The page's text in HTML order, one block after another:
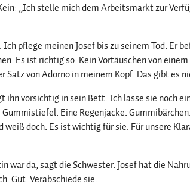
„Ich stelle mich dem Arbeitsmarkt zur
pflege meinen Josef bis zu seinem Tod. Er
Es ist richtig so. Kein Vortäuschen von
von Adorno in meinem Kopf. Das gibt es
ihn vorsichtig in sein Bett. Ich lasse sie noch
Eine Regenjacke.
doch. Es ist wichtig für sie. Für unsere
war da, sagt die Schwester. Josef hat die
Gut. Verabschiede sie.